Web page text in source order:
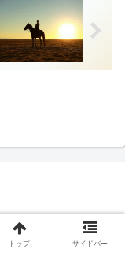
トップ サイドバー